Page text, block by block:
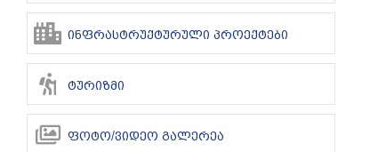
ინფრასტრუქტურული პროექტები
ტურიზმი
ფოტო/ვიდეო გალერეა